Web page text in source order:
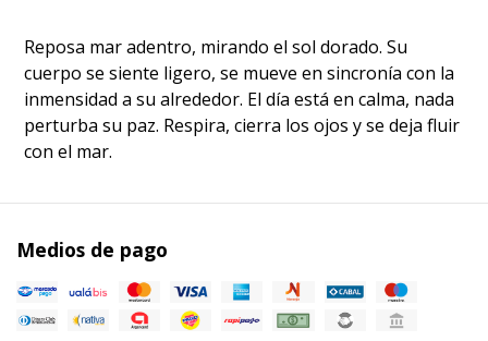
Reposa mar adentro, mirando el sol dorado. Su
cuerpo se siente ligero, se mueve en sincronía con la
inmensidad a su alrededor. El día está en calma, nada
perturba su paz. Respira, cierra los ojos y se deja fluir
con el mar.
Medios de pago